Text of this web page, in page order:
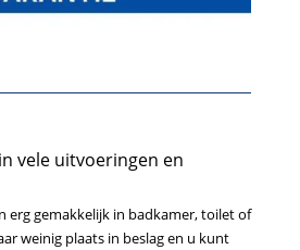
vele uitvoeringen en
erg gemakkelijk in badkamer, toilet of
weinig plaats in beslag en u kunt